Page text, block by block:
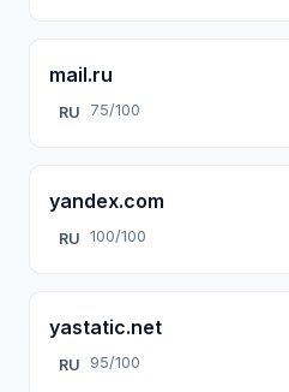
mail.ru
RU 75/100
yandex.com
RU 100/100
yastatic.net
RU 95/100